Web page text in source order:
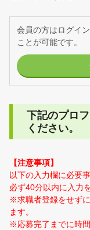
会員の方はログイ
ことが可能です。
下記のプロ
ください。
【注意事項】
以下の入力欄に必要
必ず40分以内に入力
※求職者登録をせず
ます。
※応募完了までに時